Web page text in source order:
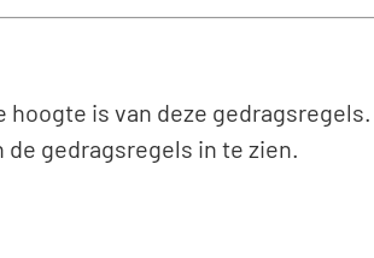
is van deze
gedragsregels in te zien.